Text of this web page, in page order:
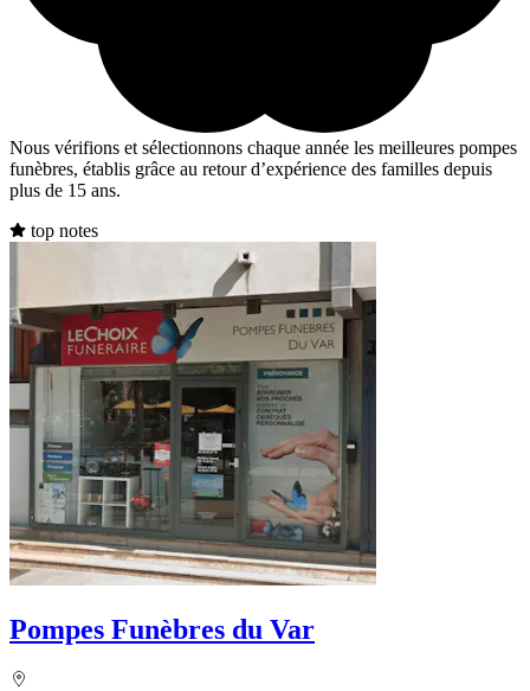
Nous vérifions et sélectionnons chaque année les meilleures pompes
funèbres, établis grâce au retour d’expérience des familles depuis
plus de 15 ans.
top notes
Pompes Funèbres du Var